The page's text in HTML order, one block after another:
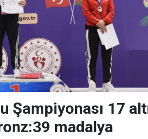
Şampiyonası 17
madalya